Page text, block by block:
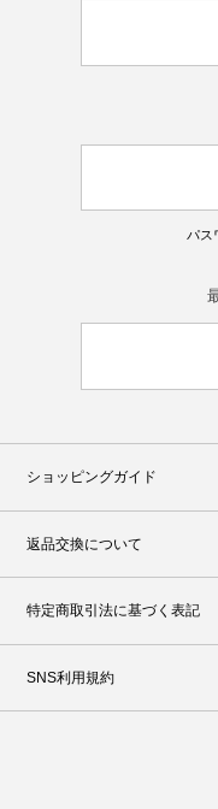
パス
ショッピングガイド
返品交換について
特定商取引法に基づく表記
SNS利用規約